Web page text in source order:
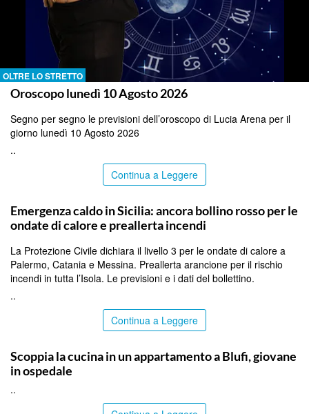
OLTRE LO STRETTO
Oroscopo lunedì 10 Agosto 2026
Segno per segno le previsioni dell’oroscopo di Lucia Arena per il
giorno lunedì 10 Agosto 2026
..
Continua a Leggere
Emergenza caldo in Sicilia: ancora bollino rosso per le
ondate di calore e preallerta incendi
La Protezione Civile dichiara il livello 3 per le ondate di calore a
Palermo, Catania e Messina. Preallerta arancione per il rischio
incendi in tutta l’Isola. Le previsioni e i dati del bollettino.
..
Continua a Leggere
Scoppia la cucina in un appartamento a Blufi, giovane
in ospedale
..